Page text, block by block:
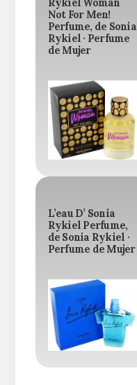
Rykiel Woman
Not For Men!
Perfume, de Sonia
Rykiel · Perfume
de Mujer
L’eau D’ Sonia
Rykiel Perfume,
de Sonia Rykiel ·
Perfume de Mujer